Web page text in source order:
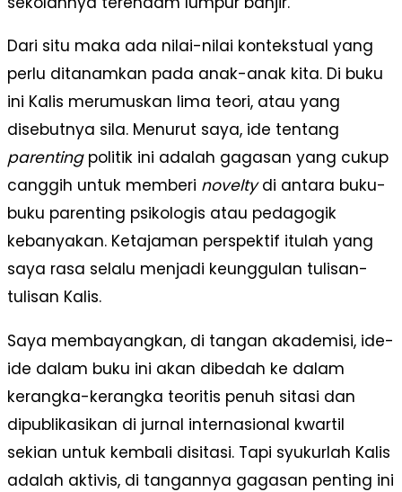
Dari situ maka ada nilai-nilai kontekstual yang
perlu ditanamkan pada anak-anak kita. Di buku
ini Kalis merumuskan lima teori, atau yang
disebutnya sila. Menurut saya, ide tentang
parenting politik ini adalah gagasan yang cukup
canggih untuk memberi noveltydi antara buku-
buku parenting psikologis atau pedagogik
kebanyakan. Ketajaman perspektif itulah yang
saya rasa selalu menjadi keunggulan tulisan-
tulisan Kalis.
Saya membayangkan, di tangan akademisi, ide-
ide dalam buku ini akan dibedah ke dalam
kerangka-kerangka teoritis penuh sitasi dan
dipublikasikan di jurnal internasional kwartil
sekian untuk kembali disitasi. Tapi syukurlah Kalis
adalah aktivis, di tangannya gagasan penting ini